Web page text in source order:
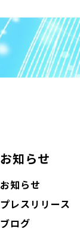
お知らせ
お知らせ
プレスリリース
ブログ